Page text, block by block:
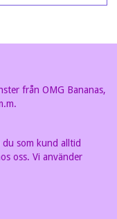
från OMG Bananas,
som kund alltid
oss. Vi använder